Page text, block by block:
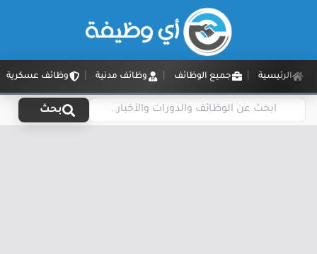
الرئيسية جميع الوظائف وظائف مدنية وظائف عسكرية
بحث